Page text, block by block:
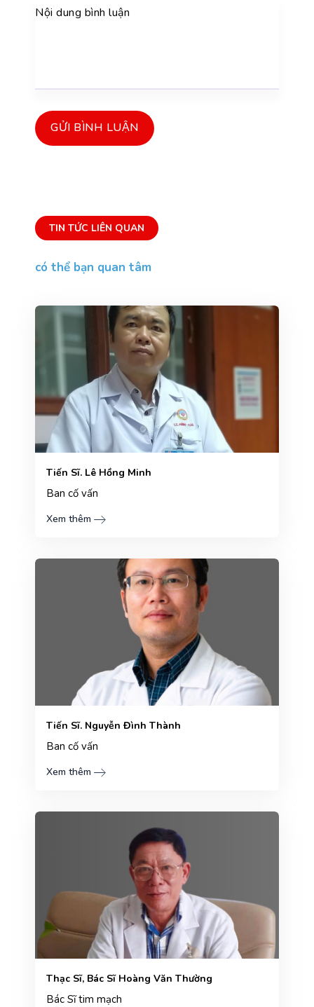
Nội dung bình luận
GỬI BÌNH LUẬN
TIN TỨC LIÊN QUAN
có thể bạn quan tâm
Tiến Sĩ. Lê Hồng Minh
Ban cố vấn
Xem thêm
Tiến Sĩ. Nguyễn Đình Thành
Ban cố vấn
Xem thêm
Thạc Sĩ, Bác Sĩ Hoàng Văn Thường
Bác Sĩ tim mạch